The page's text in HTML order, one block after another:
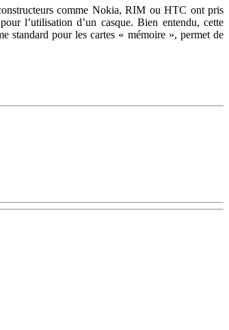
comme Nokia, RIM ou HTC ont pris
l’utilisation d’un casque. Bien entendu, cette
standard pour les cartes « mémoire », permet de